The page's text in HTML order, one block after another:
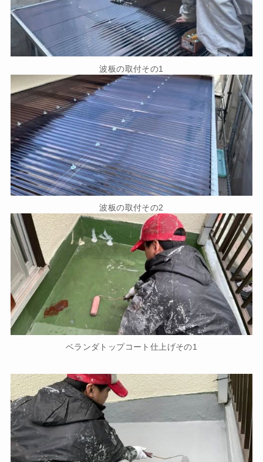
波板の取付その1
波板の取付その2
ベランダトップコート仕上げその1